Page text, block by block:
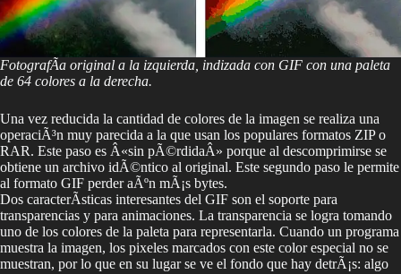
FotografÃ­a original a la izquierda, indizada con GIF con una paleta
de 64 colores a la derecha.
Una vez reducida la cantidad de colores de la imagen se realiza una
operaciÃ³n muy parecida a la que usan los populares formatos ZIP o
RAR. Este paso es Â«sin pÃ©rdidaÂ» porque al descomprimirse se
obtiene un archivo idÃ©ntico al original. Este segundo paso le permite
al formato GIF perder aÃºn mÃ¡s bytes.
Dos caracterÃ­sticas interesantes del GIF son el soporte para
transparencias y para animaciones. La transparencia se logra tomando
uno de los colores de la paleta para representarla. Cuando un programa
muestra la imagen, los pixeles marcados con este color especial no se
muestran, por lo que en su lugar se ve el fondo que hay detrÃ¡s: algo